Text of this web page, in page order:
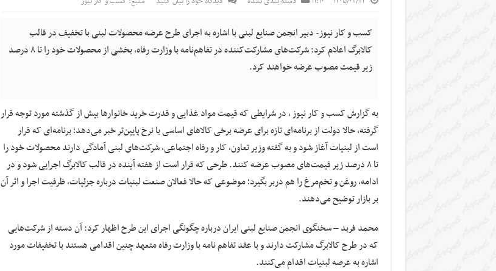
کسب و کار نیوز- دبیر انجمن صنایع لبنی با اشاره به اجرای طرح عرضه محصولات لبنی با تخفیف در قالب
کالابرگ اعلام کرد: شرکت‌های مشارکت‌کننده در تفاهم‌نامه با وزارت رفاه، بخشی از محصولات خود را تا ۸ درصد
زیر قیمت مصوب عرضه خواهند کرد.
به گزارش کسب و کار نیوز ، در شرایطی که قیمت مواد غذایی و قدرت خرید خانوارها بیش از گذشته مورد توجه قرار
گرفته، حالا دولت از برنامه‌ای تازه برای عرضه برخی کالاهای اساسی با نرخ پایین‌تر خبر می‌دهد؛ برنامه‌ای که قرار
است از لبنیات آغاز شود و به گفته وزیر تعاون، کار و رفاه اجتماعی، شرکت‌های لبنی آمادگی دارند محصولات خود را
تا ۸ درصد زیر قیمت‌های مصوب عرضه کنند. طرحی که قرار است از هفته آینده در قالب کالابرگ اجرایی شود و در
ادامه، روغن و تخم‌مرغ را هم دربر بگیرد؛ موضوعی که حالا فعالان صنعت لبنیات درباره جزئیات، ظرفیت اجرا و اثر آن
بر بازار توضیح می‌دهند.
محمد فربد – سخنگوی انجمن صنایع لبنی ایران درباره چگونگی اجرای این طرح اظهار کرد: آن دسته از شرکت‌هایی
که در طرح کالابرگ مشارکت دارند و با عقد تفاهم نامه با وزارت رفاه متعهد چنین اقدامی هستند با تخفیفات مورد
اشاره به عرصه لبنیات اقدام می‌کنند.